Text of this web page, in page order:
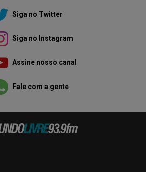
Siga no Twitter
Siga no Instagram
Assine nosso canal
Fale com a gente